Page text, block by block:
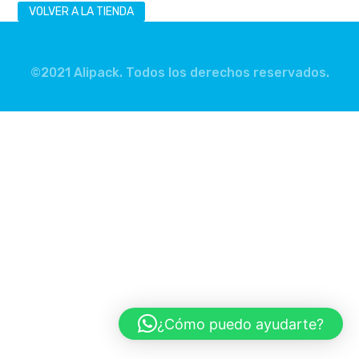
VOLVER A LA TIENDA
©2021 Alipack. Todos los derechos reservados.
¿Cómo puedo ayudarte?